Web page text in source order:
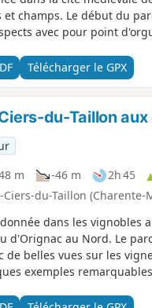
champs. Le début du
avec pour point
Télécharger le GPX
du-Taillon
m -46 m 2h 45
Ciers-du-Taillon (Charente-
dans les vignobles
d'Orignac au Nord. Le
de belles vues sur les
exemples